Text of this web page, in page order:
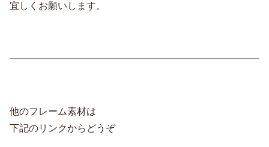
宜しくお願いします。
他のフレーム素材は
下記のリンクからどうぞ